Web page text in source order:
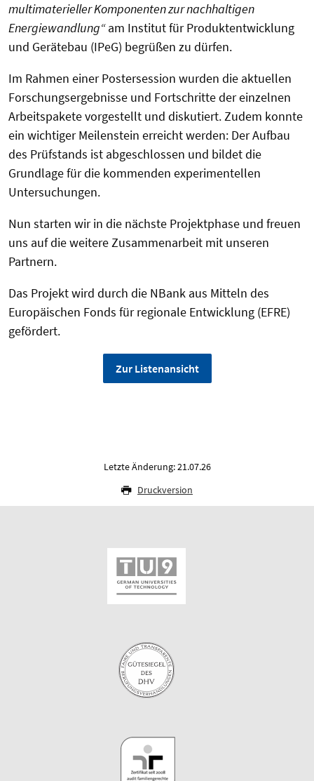
multimaterieller Komponenten zur nachhaltigen
Energiewandlung“am Institut für Produktentwicklung
und Gerätebau (IPeG) begrüßen zu dürfen.
Im Rahmen einer Postersession wurden die aktuellen
Forschungsergebnisse und Fortschritte der einzelnen
Arbeitspakete vorgestellt und diskutiert. Zudem konnte
ein wichtiger Meilenstein erreicht werden: Der Aufbau
des Prüfstands ist abgeschlossen und bildet die
Grundlage für die kommenden experimentellen
Untersuchungen.
Nun starten wir in die nächste Projektphase und freuen
uns auf die weitere Zusammenarbeit mit unseren
Partnern.
Das Projekt wird durch die NBank aus Mitteln des
Europäischen Fonds für regionale Entwicklung (EFRE)
gefördert.
Zur Listenansicht
Letzte Änderung: 21.07.26
Druckversion